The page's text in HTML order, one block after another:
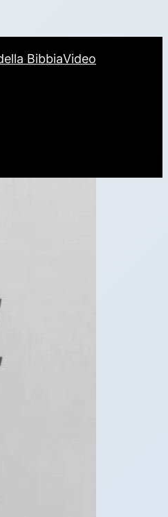
BibbiaVideo